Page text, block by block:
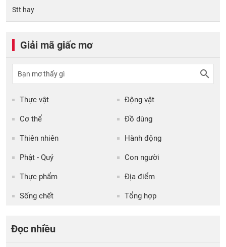
Stt hay
Giải mã giấc mơ
Thực vật Động vật
Cơ thể Đồ dùng
Thiên nhiên Hành động
Phật - Quỷ Con người
Thực phẩm Địa điểm
Sống chết Tổng hợp
Đọc nhiều